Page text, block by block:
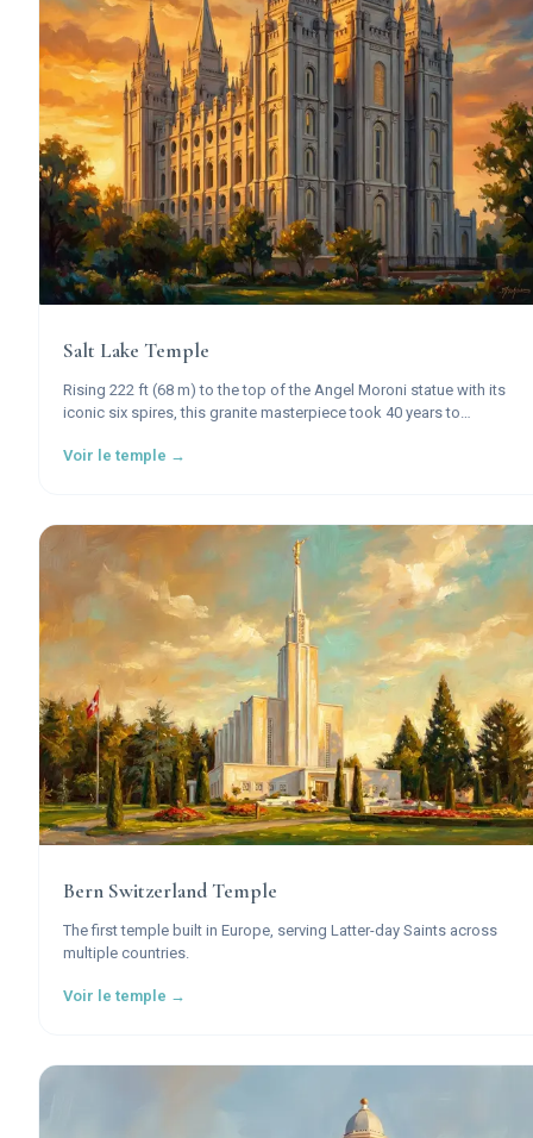
Salt Lake Temple
Rising 222 ft (68 m) to the top of the Angel Moroni statue with its
iconic six spires, this granite masterpiece took 40 years to
Church of Jesus Christ of Latter-day Saints worldwide.
Voir le temple →
Bern Switzerland Temple
The first temple built in Europe, serving Latter-day Saints across
multiple countries.
Voir le temple →